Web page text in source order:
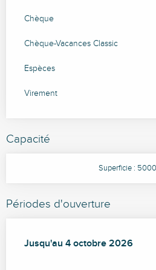
Chèque
Chèque-Vacances Classic
Espèces
Virement
Capacité
Superficie :
Périodes d'ouverture
Du17 avril 2026au 4 octobre
Jusqu'au 4 octobre 2026